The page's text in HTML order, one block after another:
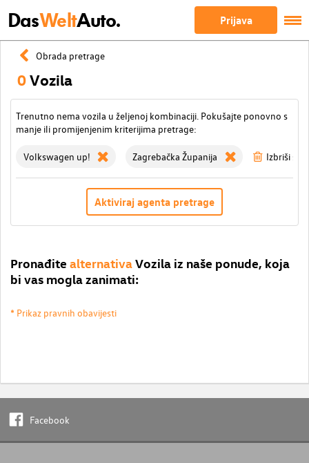
DasWeltAuto. Prijava
Obrada pretrage
0Vozila
Trenutno nema vozila u željenoj kombinaciji. Pokušajte ponovno s
manje ili promijenjenim kriterijima pretrage:
Volkswagen up! Zagrebačka Županija Izbriši
Aktiviraj agenta pretrage
Pronađite alternativaVozila iz naše ponude, koja
bi vas mogla zanimati:
* Prikaz pravnih obavijesti
Facebook